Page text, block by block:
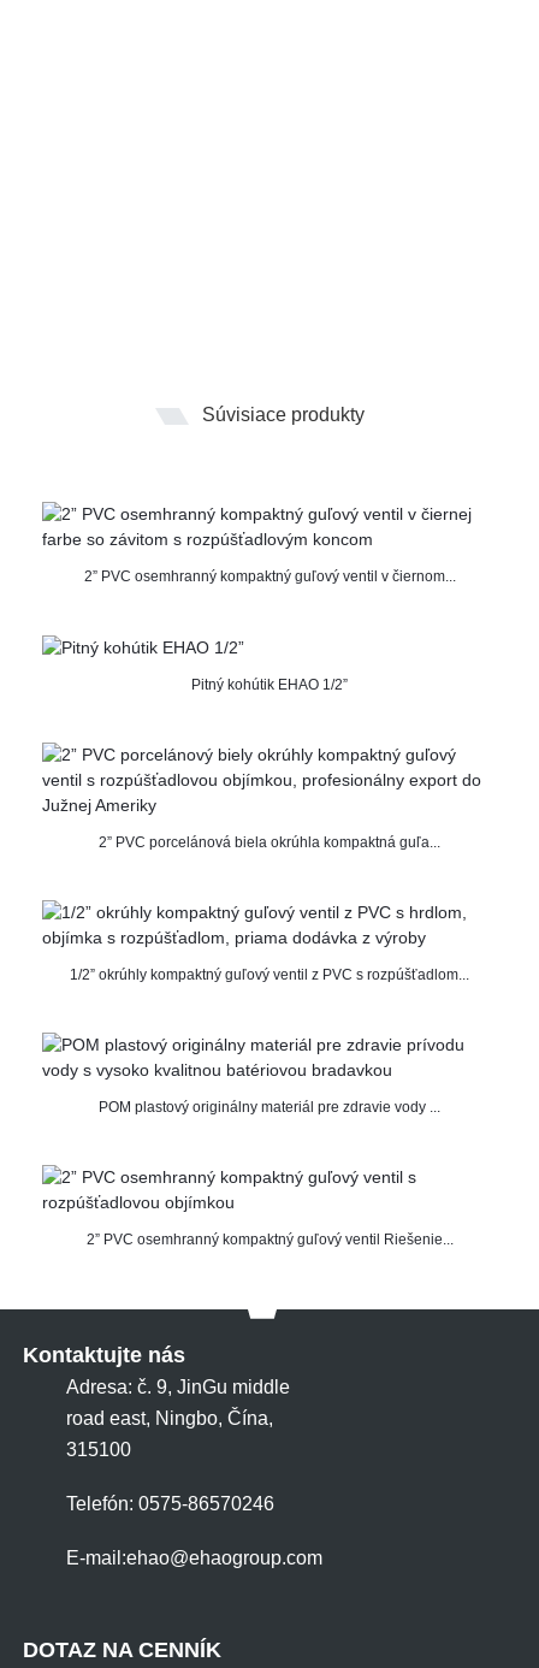
Súvisiace produkty
2” PVC osemhranný kompaktný guľový ventil v čiernom...
Pitný kohútik EHAO 1/2”
2” PVC porcelánová biela okrúhla kompaktná guľa...
1/2” okrúhly kompaktný guľový ventil z PVC s rozpúšťadlom...
POM plastový originálny materiál pre zdravie vody ...
2” PVC osemhranný kompaktný guľový ventil Riešenie...
Kontaktujte nás
Adresa: č. 9, JinGu middle
road east, Ningbo, Čína,
315100
Telefón: 0575-86570246
E-mail:ehao@ehaogroup.com
DOTAZ NA CENNÍK